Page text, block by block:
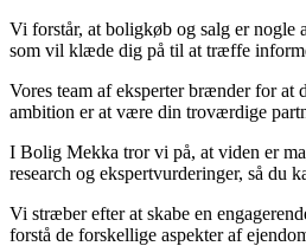
Vi forstår, at boligkøb og salg er nogle
som vil klæde dig på til at træffe
Vores team af eksperter brænder for
ambition er at være din troværdige
I Bolig Mekka tror vi på, at viden er
research og ekspertvurderinger, så du
Vi stræber efter at skabe en
forstå de forskellige aspekter af